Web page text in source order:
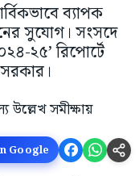
ব্যাপক
সুযোগ। সংসদে
২৫’ রিপোর্টে
Google